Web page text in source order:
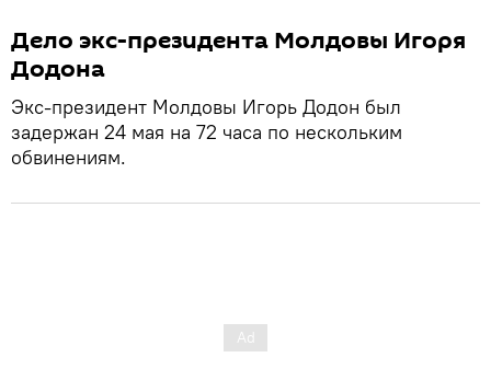
Дело экс-президента Молдовы Игоря
Додона
Экс-президент Молдовы Игорь Додон был
задержан 24 мая на 72 часа по нескольким
обвинениям.